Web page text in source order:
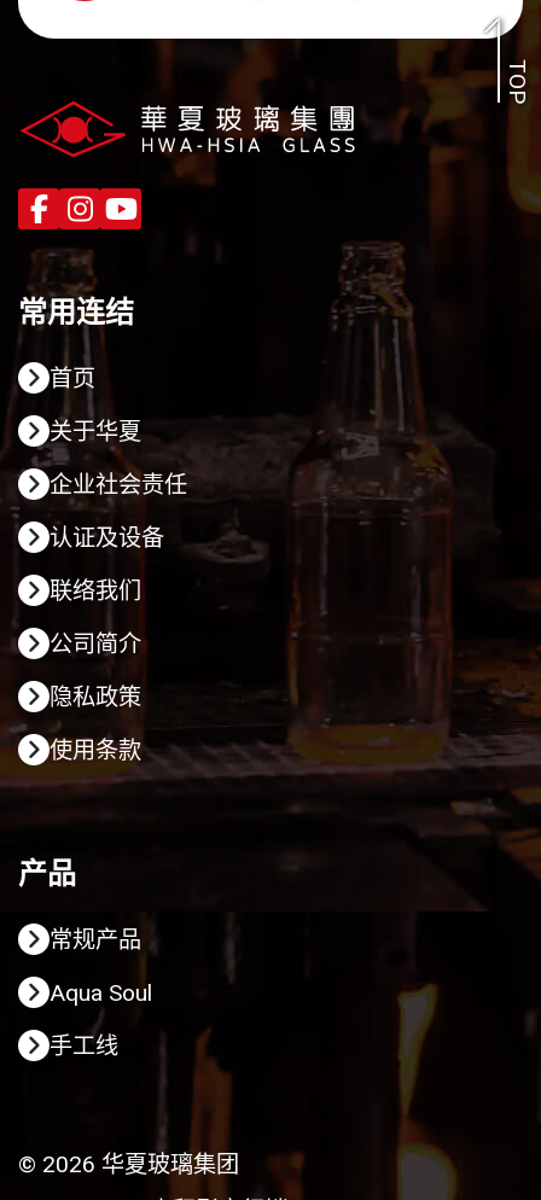
TOP
常用连结
首页
关于华夏
企业社会责任
认证及设备
联络我们
公司简介
隐私政策
使用条款
产品
常规产品
Aqua Soul
手工线
© 2026 华夏玻璃集团